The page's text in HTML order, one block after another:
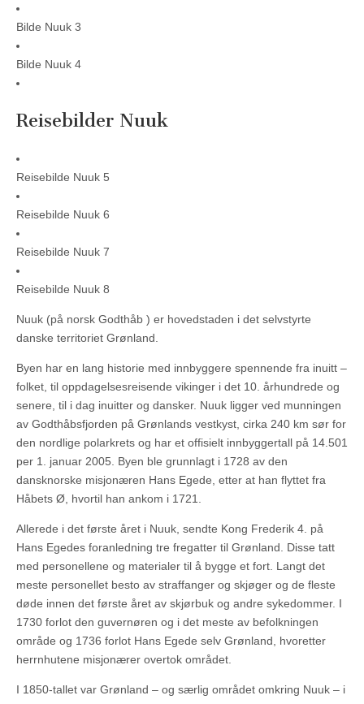
Bilde Nuuk 3
Bilde Nuuk 4
Reisebilder Nuuk
Reisebilde Nuuk 5
Reisebilde Nuuk 6
Reisebilde Nuuk 7
Reisebilde Nuuk 8
Nuuk (på norsk Godthåb ) er hovedstaden i det selvstyrte
danske territoriet Grønland.
Byen har en lang historie med innbyggere spennende fra inuitt –
folket, til oppdagelsesreisende vikinger i det 10. århundrede og
senere, til i dag inuitter og dansker. Nuuk ligger ved munningen
av Godthåbsfjorden på Grønlands vestkyst, cirka 240 km sør for
den nordlige polarkrets og har et offisielt innbyggertall på 14.501
per 1. januar 2005. Byen ble grunnlagt i 1728 av den
dansknorske misjonæren Hans Egede, etter at han flyttet fra
Håbets Ø, hvortil han ankom i 1721.
Allerede i det første året i Nuuk, sendte Kong Frederik 4. på
Hans Egedes foranledning tre fregatter til Grønland. Disse tatt
med personellene og materialer til å bygge et fort. Langt det
meste personellet besto av straffanger og skjøger og de fleste
døde innen det første året av skjørbuk og andre sykedommer. I
1730 forlot den guvernøren og i det meste av befolkningen
område og 1736 forlot Hans Egede selv Grønland, hvoretter
herrnhutene misjonærer overtok området.
I 1850-tallet var Grønland – og særlig området omkring Nuuk – i